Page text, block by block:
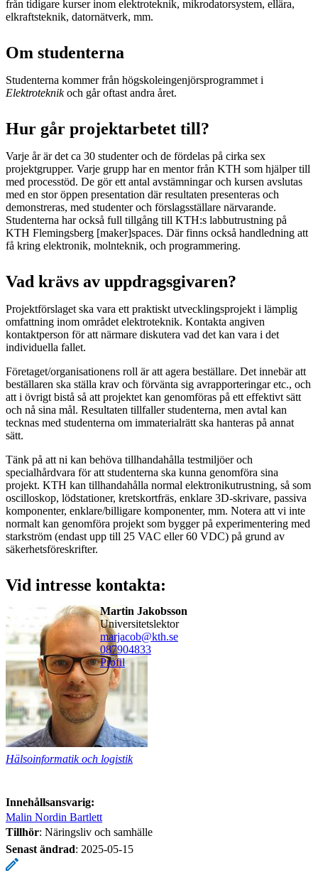
från tidigare kurser inom elektroteknik, mikrodatorsystem, ellära,
elkraftsteknik, datornätverk, mm.
Om studenterna
Studenterna kommer från högskoleingenjörsprogrammet i
Elektroteknikoch går oftast andra året.
Hur går projektarbetet till?
Varje år är det ca 30 studenter och de fördelas på cirka sex
projektgrupper. Varje grupp har en mentor från KTH som hjälper till
med processtöd. De gör ett antal avstämningar och kursen avslutas
med en stor öppen presentation där resultaten presenteras och
demonstreras, med studenter och förslagsställare närvarande.
Studenterna har också full tillgång till KTH:s labbutrustning på
KTH Flemingsberg [maker]spaces. Där finns också handledning att
få kring elektronik, molnteknik, och programmering.
Vad krävs av uppdragsgivaren?
Projektförslaget ska vara ett praktiskt utvecklingsprojekt i lämplig
omfattning inom området elektroteknik. Kontakta angiven
kontaktperson för att närmare diskutera vad det kan vara i det
individuella fallet.
Företaget/organisationens roll är att agera beställare. Det innebär att
beställaren ska ställa krav och förvänta sig avrapporteringar etc., och
att i övrigt bistå så att projektet kan genomföras på ett effektivt sätt
och nå sina mål. Resultaten tillfaller studenterna, men avtal kan
tecknas med studenterna om immaterialrätt ska hanteras på annat
sätt.
Tänk på att ni kan behöva tillhandahålla testmiljöer och
specialhårdvara för att studenterna ska kunna genomföra sina
projekt. KTH kan tillhandahålla normal elektronikutrustning, så som
oscilloskop, lödstationer, kretskortfräs, enklare 3D-skrivare, passiva
komponenter, enklare/billigare komponenter, mm. Notera att vi inte
normalt kan genomföra projekt som bygger på experimentering med
starkström (endast upp till 25 VAC eller 60 VDC) på grund av
säkerhetsföreskrifter.
Vid intresse kontakta:
Martin Jakobsson
universitetslektor
marjacob@kth.se
087904833
Profil
Hälsoinformatik och logistik
Innehållsansvarig:
Malin Nordin Bartlett
Tillhör: Näringsliv och samhälle
Senast ändrad: 2025-05-15